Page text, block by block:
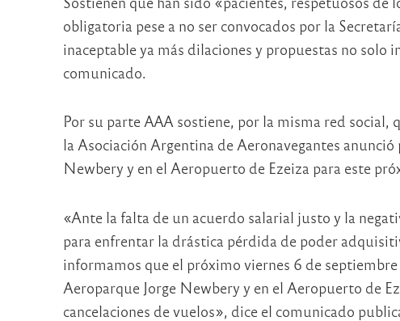
obligatoria pese a no ser convocados por la
inaceptable ya más dilaciones y propuestas no solo
comunicado.
Por su parte AAA sostiene, por la misma red
la Asociación Argentina de Aeronavegantes
Newbery y en el Aeropuerto de Ezeiza para este
«Ante la falta de un acuerdo salarial justo y la
para enfrentar la drástica pérdida de poder
informamos que el próximo viernes 6 de
Aeroparque Jorge Newbery y en el Aeropuerto de
cancelaciones de vuelos», dice el comunicado